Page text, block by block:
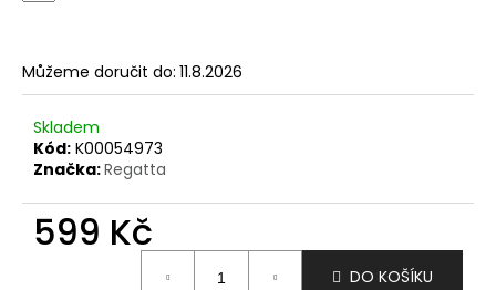
Můžeme doručit do: 11.8.2026
Skladem
Kód: K00054973
Značka:Regatta
599 Kč
DO KOŠÍKU
D
o
p
o
u
u